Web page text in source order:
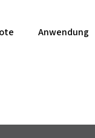
Anwendung